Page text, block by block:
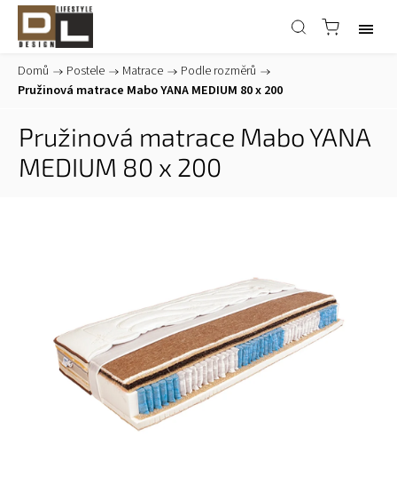
Domů / Postele / Matrace / Podle rozměrů /
Pružinová matrace Mabo YANA MEDIUM 80 x 200
Pružinová matrace Mabo YANA
MEDIUM 80 x 200